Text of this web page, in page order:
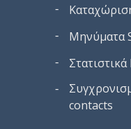
Μηνύματα
Στατιστικά
contacts